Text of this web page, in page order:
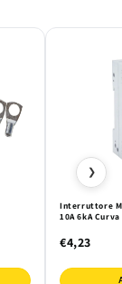
Interruttore
10A 6kA
€4,23
❯